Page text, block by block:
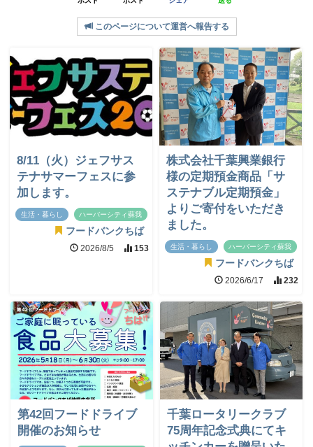
このページについて運営へ報告する
8/11（火）ジェフサス
テナサマーフェスに参
加します。
生活・暮らし ハーバーシティ蘇我
フードバンクちば
2026/8/5 153
株式会社千葉興業銀行
様の定期預金商品「サ
ステナブル定期預金」
よりご寄付をいただき
ました。
生活・暮らし ハーバーシティ蘇我
フードバンクちば
2026/6/17 232
第42回フードドライブ
開催のお知らせ
千葉ロータリークラブ
75周年記念式典にてキ